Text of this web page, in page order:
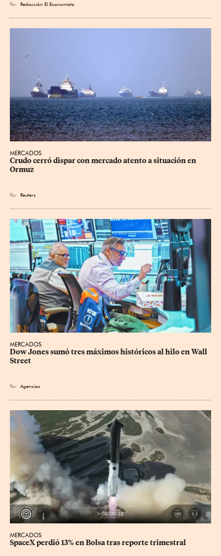
Por Redacción El Economista
MERCADOS
Crudo cerró dispar con mercado atento a situación en
Ormuz
Por Reuters
MERCADOS
Dow Jones sumó tres máximos históricos al hilo en Wall
Street
Por Agencias
MERCADOS
SpaceX perdió 13% en Bolsa tras reporte trimestral